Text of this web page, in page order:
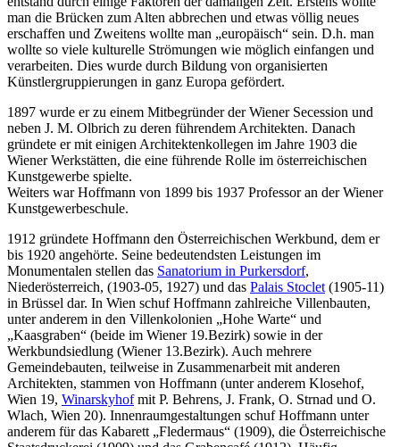
man die Brücken zum Alten abbrechen und etwas völlig neues
erschaffen und Zweitens wollte man „europäisch“ sein. D.h. man
wollte so viele kulturelle Strömungen wie möglich einfangen und
verarbeiten. Dies wurde durch Bildung von organisierten
Künstlergruppierungen in ganz Europa gefördert.
1897 wurde er zu einem Mitbegründer der Wiener Secession und
neben J. M. Olbrich zu deren führendem Architekten. Danach
gründete er mit einigen Architektenkollegen im Jahre 1903 die
Wiener Werkstätten, die eine führende Rolle im österreichischen
Kunstgewerbe spielte.
Weiters war Hoffmann von 1899 bis 1937 Professor an der Wiener
Kunstgewerbeschule.
1912 gründete Hoffmann den Österreichischen Werkbund, dem er
bis 1920 angehörte. Seine bedeutendsten Leistungen im
Monumentalen stellen das Sanatorium in Purkersdorf,
Niederösterreich, (1903-05, 1927) und das Palais Stoclet (1905-11)
in Brüssel dar. In Wien schuf Hoffmann zahlreiche Villenbauten,
unter anderem in den Villenkolonien „Hohe Warte“ und
„Kaasgraben“ (beide im Wiener 19.Bezirk) sowie in der
Werkbundsiedlung (Wiener 13.Bezirk). Auch mehrere
Gemeindebauten, teilweise in Zusammenarbeit mit anderen
Architekten, stammen von Hoffmann (unter anderem Klosehof,
Wien 19, Winarskyhofmit P. Behrens, J. Frank, O. Strnad und O.
Wlach, Wien 20). Innenraumgestaltungen schuf Hoffmann unter
anderem für das Kabarett „Fledermaus“ (1909), die Österreichische